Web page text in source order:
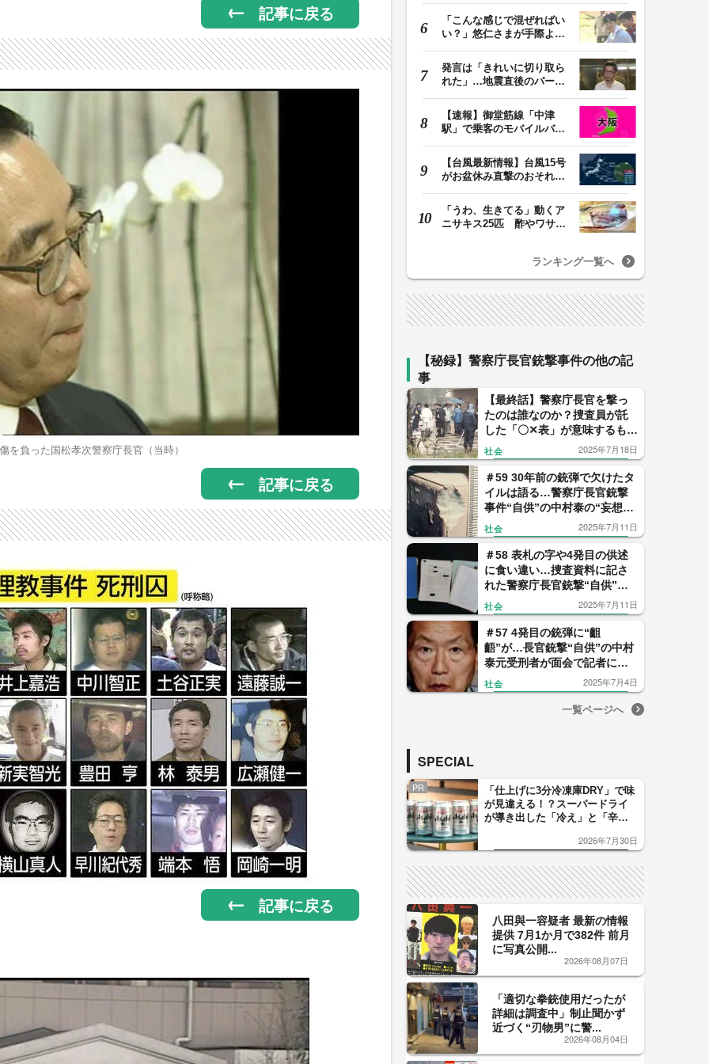
記事に戻る
を負った国松孝次警察庁長官（当時）
記事に戻る
記事に戻る
「こんな感じで混ぜればい
い？」悠仁さまが手際よく
発言は「きれいに切り取ら
れた」…地震直後のパーテ
【速報】御堂筋線「中津
駅」で乗客のモバイルバッ
【台風最新情報】台風15号
がお盆休み直撃のおそれ
「うわ、生きてる」動くア
ニサキス25匹 酢やワサビ
ランキング一覧へ
【秘録】警察庁長官銃撃事件の他の記
事
【最終話】警察庁長官を撃っ
たのは誰なのか？捜査員が託
した「〇✕表」が意味するも
の…未解決重大事件の犯人像
社会 2025年7月18日
＃59 30年前の銃弾で欠けたタ
イルは語る…警察庁長官銃撃
事件“自供”の中村泰の“妄想”
打ち砕く現場
社会 2025年7月11日
＃58 表札の字や4発目の供述
に食い違い…捜査資料に記さ
れた警察庁長官銃撃“自供”の
中村泰が真犯人ではない6つの
理由
社会 2025年7月11日
＃57 4発目の銃弾に“齟
齬”が…長官銃撃“自供”の中村
泰元受刑者が面会で記者に語
った犯行の一部始終「私が撃
ちました」
社会 2025年7月4日
一覧ページへ
SPECIAL
PR
「仕上げに3分冷凍庫DRY」で味
が見違える！？スーパードライ
が導き出した「冷え」と「辛
した「辛口カーブ」が飲み頃の
2026年7月30日
八田與一容疑者 最新の情報
提供 7月1か月で382件 前月
に写真公開...
2026年08月07日
「適切な拳銃使用だったが
詳細は調査中」制止聞かず
近づく“刃物男”に警...
2026年08月04日